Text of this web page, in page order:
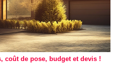
coût de pose, budget et devis !